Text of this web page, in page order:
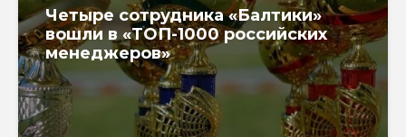
Четыре сотрудника «Балтики»
вошли в «ТОП-1000 российских
менеджеров»